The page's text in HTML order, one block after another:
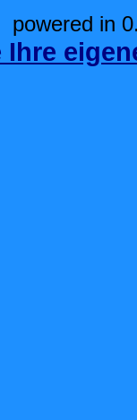
powered in
Ihre